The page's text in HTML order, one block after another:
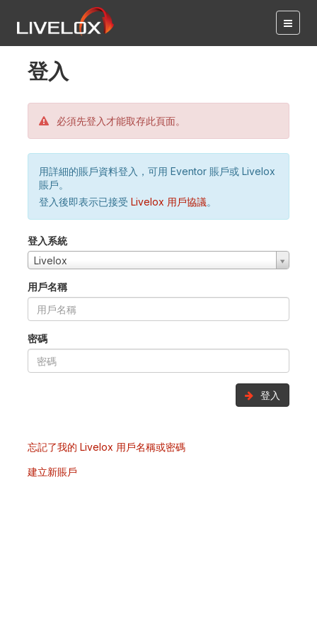
登入
必須先登入才能取存此頁面。
用詳細的賬戶資料登入，可用 Eventor 賬戶或 Livelox
賬戶。
登入後即表示已接受 Livelox 用戶協議。
登入系統
Livelox
用戶名稱
密碼
登入
忘記了我的 Livelox 用戶名稱或密碼
建立新賬戶